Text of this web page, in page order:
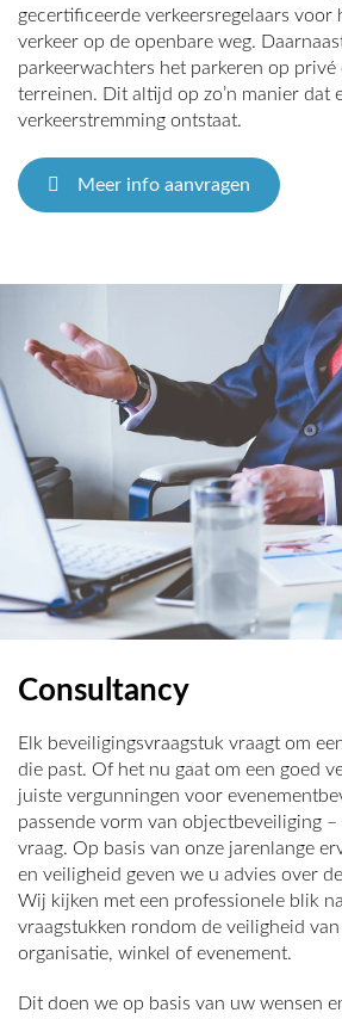
gecertificeerde verkeersregelaars voor
verkeer op de openbare weg.
parkeerwachters het parkeren op privé
terreinen. Dit altijd op zo’n manier dat
verkeerstremming ontstaat.
Meer info aanvragen
Consultancy
Elk beveiligingsvraagstuk vraagt om
die past. Of het nu gaat om een goed
juiste vergunningen voor
passende vorm van objectbeveiliging
vraag. Op basis van onze jarenlange
en veiligheid geven we u advies over
Wij kijken met een professionele blik
vraagstukken rondom de veiligheid
organisatie, winkel of evenement.
Dit doen we op basis van uw wensen